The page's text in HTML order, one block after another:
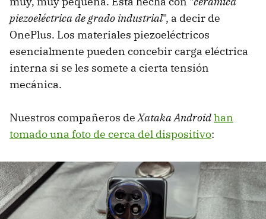
piezoeléctrica de grado industrial", a decir de
OnePlus. Los materiales piezoeléctricos
esencialmente pueden concebir carga eléctrica
interna si se les somete a cierta tensión
mecánica.
Nuestros compañeros deXataka Androidhan
tomado una foto de cerca del dispositivo: